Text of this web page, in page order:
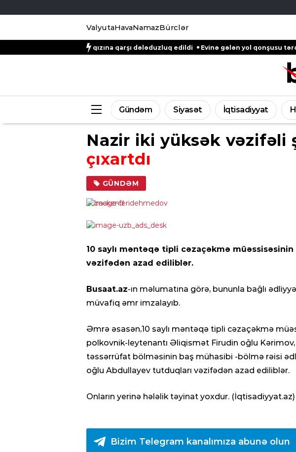
ValyutaHavaNamazBürclər
Natiq Əliyevin qızına qarşı dələduzluq edildi Evinə gələn yol qonşusu tərəfindən
Gündəm Siyasət İqtisadiyyat
Nazir iki yüksək vəzifəli
çıxartdı
GÜNDƏM
10 saylı məntəqə tipli cəzaçəkmə
vəzifədən azad ediliblər.
Busaat.az-ın məlumatına görə, bununla bağlı
müvafiq əmr imzalayıb.
Əmrə əsasən,10 saylı məntəqə tipli cəzaçəkmə
polkovnik-leytenantı Əliqismət Firudin oğlu
təssərrüfat bölməsinin baş mühasibi -bölmə rəisi
oğlu Abdullayev tutduqları vəzifədən azad ediliblər.
Onların yerinə hələlik təyinat yoxdur. (İqtisadiyyat.az)
Bizim Telegram kanalımıza abunə olun